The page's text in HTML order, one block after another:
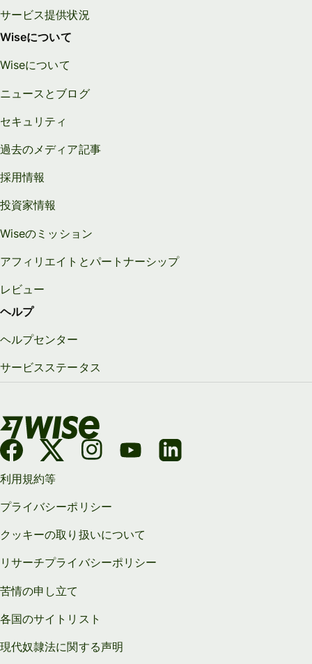
サービス提供状況
Wiseについて
Wiseについて
ニュースとブログ
セキュリティ
過去のメディア記事
採用情報
投資家情報
Wiseのミッション
アフィリエイトとパートナーシップ
レビュー
ヘルプ
ヘルプセンター
サービスステータス
利用規約等
プライバシーポリシー
クッキーの取り扱いについて
リサーチプライバシーポリシー
苦情の申し立て
各国のサイトリスト
現代奴隷法に関する声明